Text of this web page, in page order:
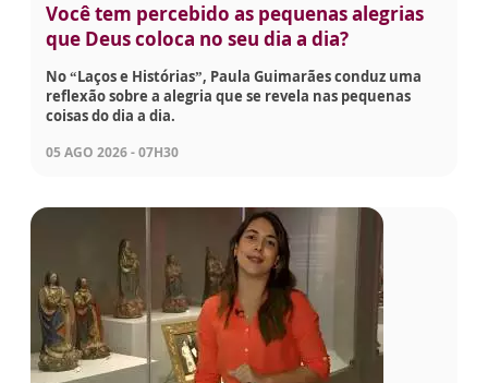
Você tem percebido as pequenas alegrias
que Deus coloca no seu dia a dia?
No “Laços e Histórias”, Paula Guimarães conduz uma
reflexão sobre a alegria que se revela nas pequenas
coisas do dia a dia.
05 AGO 2026 - 07H30